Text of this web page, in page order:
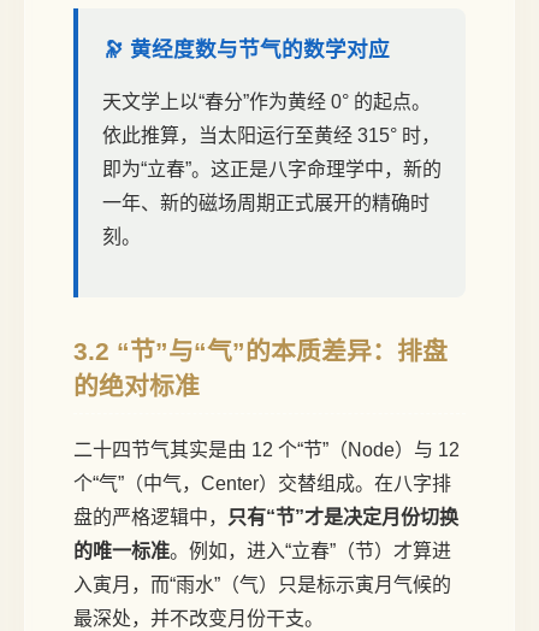
🔭 黄经度数与节气的数学对应
天文学上以“春分”作为黄经 0° 的起点。
依此推算，当太阳运行至黄经 315° 时，
即为“立春”。这正是八字命理学中，新的
一年、新的磁场周期正式展开的精确时
刻。
3.2 “节”与“气”的本质差异：排盘
的绝对标准
二十四节气其实是由 12 个“节”（Node）与 12
个“气”（中气，Center）交替组成。在八字排
盘的严格逻辑中， 只有“节”才是决定月份切换
的唯一标准。例如，进入“立春”（节）才算进
入寅月，而“雨水”（气）只是标示寅月气候的
最深处，并不改变月份干支。